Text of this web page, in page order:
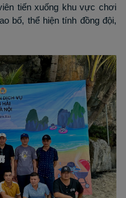
tiến xuống khu vực chơi
bố, thể hiện tính đồng đội,